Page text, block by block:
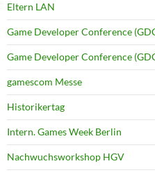
Eltern LAN
Game Developer Conference
Game Developer Conference
gamescom Messe
Historikertag
Intern. Games Week Berlin
Nachwuchsworkshop HGV